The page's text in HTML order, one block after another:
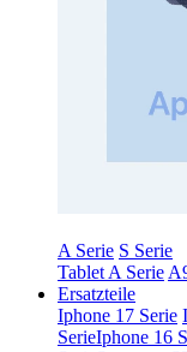
A Serie S Serie
Tablet A Serie
Ersatzteile
Iphone 17 Serie
SerieIphone 16